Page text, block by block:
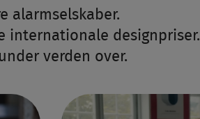
alarmselskaber.
internationale designpriser.
verden over.